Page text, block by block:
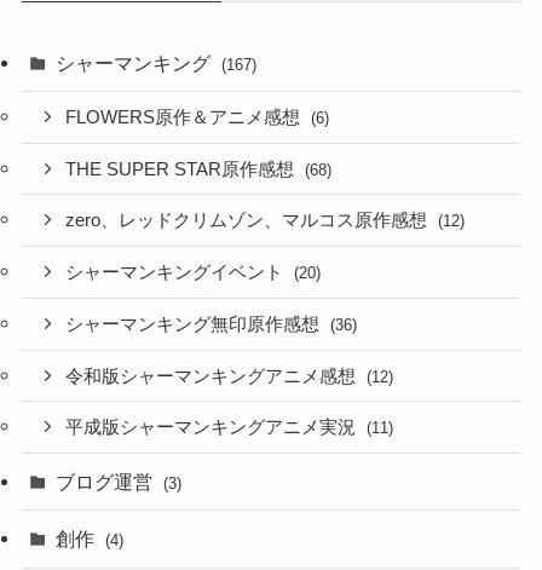
シャーマンキング (167)
FLOWERS原作＆アニメ感想 (6)
THE SUPER STAR原作感想 (68)
zero、レッドクリムゾン、マルコス原作感想 (12)
シャーマンキングイベント (20)
シャーマンキング無印原作感想 (36)
令和版シャーマンキングアニメ感想 (12)
平成版シャーマンキングアニメ実況 (11)
ブログ運営 (3)
創作 (4)